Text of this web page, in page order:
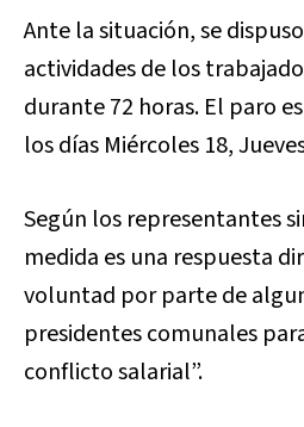
Ante la situación, se
actividades de los
durante 72 horas. El paro
los días Miércoles 18,
Según los representantes
medida es una respuesta
voluntad por parte de
presidentes comunales
conflicto salarial”.